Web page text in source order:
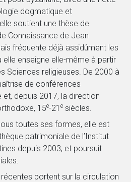
dogmatique et
soutient une thèse de
Connaissance de Jean
fréquente déjà assidûment les
elle enseigne elle-même à partir
Sciences religieuses. De 2000 à
de conférences
depuis 2017, la direction
15e-21 e siècles.
toutes ses formes, elle est
patrimoniale de l’Institut
depuis 2003, et poursuit
portent sur la circulation